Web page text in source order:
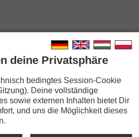
TREBLE HOOK
Hook T50 XH
deine Privatsphäre
bedingtes Session-Cookie
Deine vollständige
sowie externen Inhalten bietet Dir
und uns die Möglichkeit dieses